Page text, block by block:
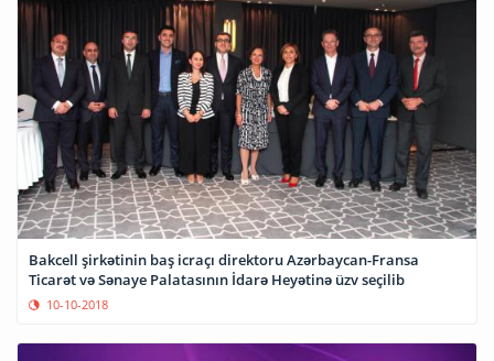
Bakcell şirkətinin baş icraçı direktoru Azərbaycan-Fransa
Ticarət və Sənaye Palatasının İdarə Heyətinə üzv seçilib
10-10-2018